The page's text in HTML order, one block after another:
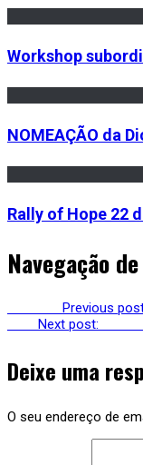
Workshop
NOMEAÇÃO da
Rally of Hope 22
Navegação
Previous
Next post:
Deixe uma
O seu endereço de